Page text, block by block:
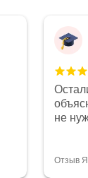
не
Отзыв